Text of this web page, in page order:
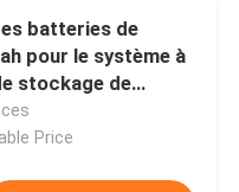
voltaïque d'Agri
batteries de
pour le système à
stockage de
des systèmes
300ah
Price